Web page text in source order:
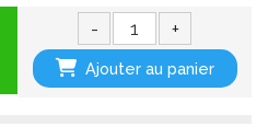
- +
Ajouter au panier